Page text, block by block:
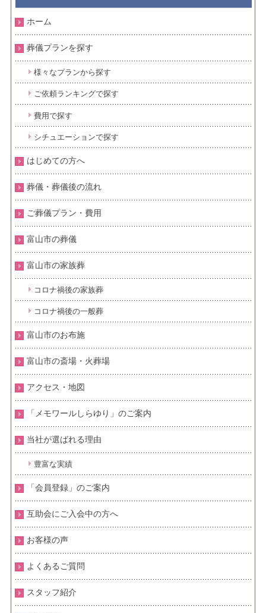
ホーム
葬儀プランを探す
様々なプランから探す
ご依頼ランキングで探す
費用で探す
シチュエーションで探す
はじめての方へ
葬儀・葬儀後の流れ
ご葬儀プラン・費用
富山市の葬儀
富山市の家族葬
コロナ禍後の家族葬
コロナ禍後の一般葬
富山市のお布施
富山市の斎場・火葬場
アクセス・地図
「メモワールしらゆり」のご案内
当社が選ばれる理由
豊富な実績
「会員登録」のご案内
互助会にご入会中の方へ
お客様の声
よくあるご質問
スタッフ紹介